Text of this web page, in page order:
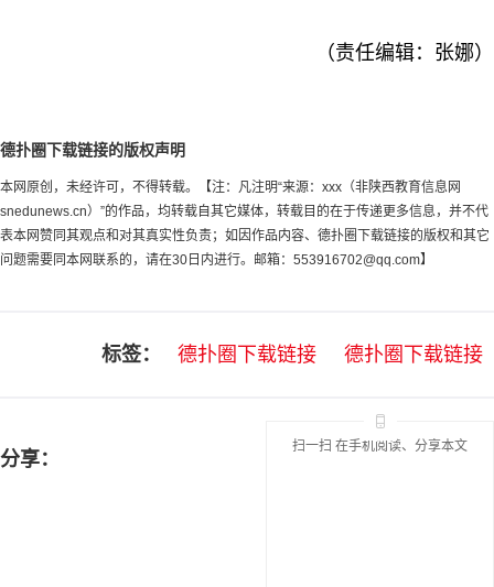
（责任编辑：张娜）
德扑圈下载链接的版权声明
本网原创，未经许可，不得转载。【注：凡注明“来源：xxx（非陕西教育信息网
snedunews.cn）”的作品，均转载自其它媒体，转载目的在于传递更多信息，并不代
表本网赞同其观点和对其真实性负责；如因作品内容、德扑圈下载链接的版权和其它
问题需要同本网联系的，请在30日内进行。邮箱： 553916702@qq.com】
标签： 德扑圈下载链接 德扑圈下载链接
分享：
扫一扫 在手机阅读、分享本文